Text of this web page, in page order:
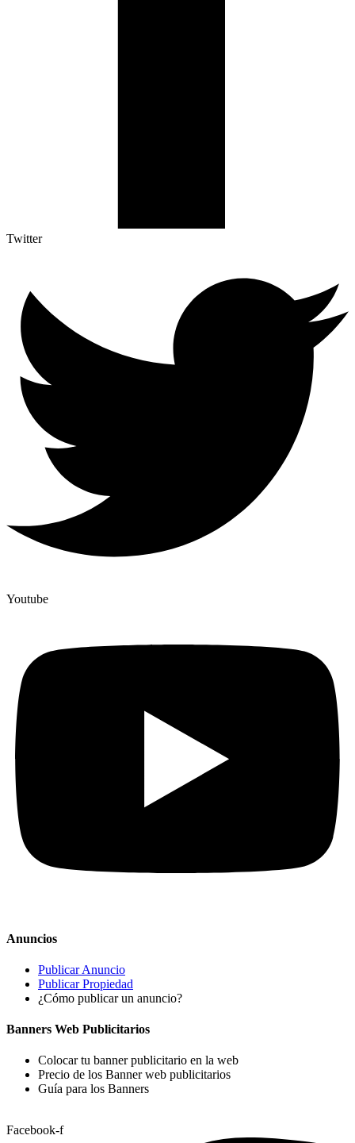
Twitter
Youtube
Anuncios
Publicar Anuncio
Publicar Propiedad
¿Cómo publicar un anuncio?
Banners Web Publicitarios
Colocar tu banner publicitario en la web
Precio de los Banner web publicitarios
Guía para los Banners
Facebook-f